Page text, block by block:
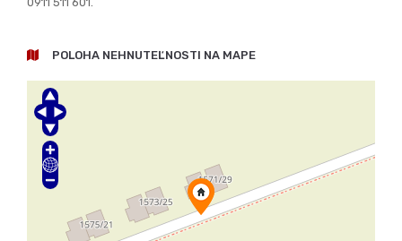
Data CC-By-SA by OpenStreetMap
PODROBNÉ INFORMÁCIE